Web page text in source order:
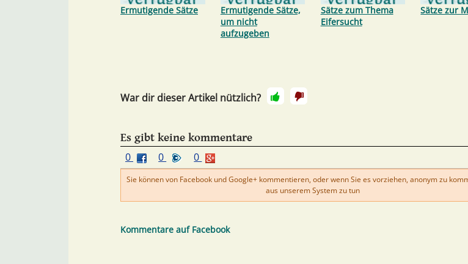
Ermutigende Sätze
Ermutigende Sätze,
um nicht
aufzugeben
Sätze zum Thema
Eifersucht
Sätze zur
War dir dieser Artikel nützlich?
Es gibt keine kommentare
0
0 0
Sie können von Facebook und Google+ kommentieren, oder wenn Sie es vorziehen, anonym zu
aus unserem System zu tun
Kommentare auf Facebook